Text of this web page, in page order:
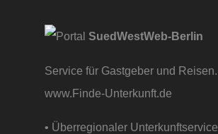
SuedWestWeb-Berlin
Service für Gastgeber und Reisen.
www.Finde-Unterkunft.de
• Überregionaler Unterkunftservice